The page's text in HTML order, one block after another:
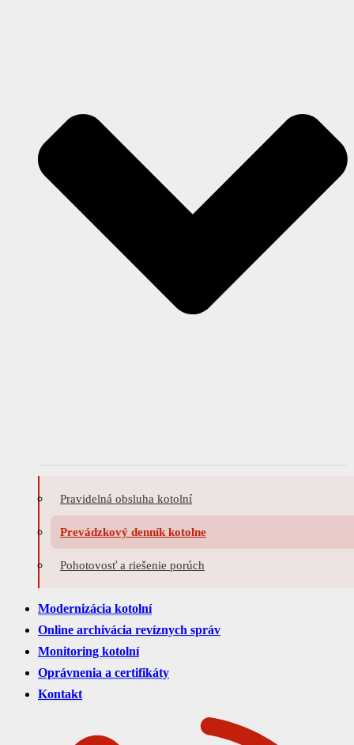
Pravidelná obsluha kotolní
Prevádzkový denník kotolne
Pohotovosť a riešenie porúch
Modernizácia kotolní
Online archivácia revíznych správ
Monitoring kotolní
Oprávnenia a certifikáty
Kontakt